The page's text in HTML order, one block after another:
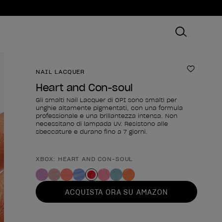
NAIL LACQUER
Heart and Con-soul
Gli smalti Nail Lacquer di OPI sono smalti per
unghie altamente pigmentati, con una formula
professionale e una brillantezza intensa. Non
necessitano di lampada UV. Resistono alle
sbeccature e durano fino a 7 giorni.
Forma del prodotto
XBOX: HEART AND CON-SOUL
ACQUISTA ORA SU AMAZON